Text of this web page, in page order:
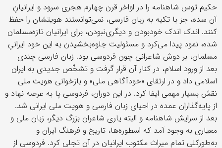
حکیم توس شاهنامه را در اواخر قرن چهارم هجری سرود و ایرانیانِ
آن سده، جز با تکیه به زبان فارسی، نمی‌توانستند هویتشان را حفظ
کنند. اندک اندک خودبودن و دیگری‌نبودن، برای ایرانیان تازه‌مسلمان
شده، نمود پیدا می‌کرد و مسئولیت جلوه‌بخشیدن به این خود ایرانیِ
مسلمان، بر دوش شاعرانی چون فردوسی بود. زبان فارسی چندی
بعد از ورود اسلام، در کنار آن قرار گرفت و تشخّص جدیدی به ایران
اسلامی داد و در ارتقای «خودآگاهی ملی» و بازخوانی هویت ملی
نقش بسیار مهمی ایفا کرد. در این دوران، فردوسی پا به عرصه نهاد و
از پایه‌گذاران عمده در احیای زبان فارسی و هویت ملی ایرانی شد.
بعد از سرایش شاهنامه و البته یاری شاعران بزرگ دیگر، زبان ملی و
معیاری به وجود ‌آمد که اسطوره‌ها، تاریخ و فرهنگ ایران و
به‌طورکلی تمام میراث مکتوب ایرانیان در آن تجلی کرد. فردوسی از